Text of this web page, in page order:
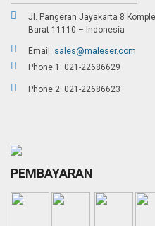
Jl. Pangeran Jayakarta 8
Barat 11110 – Indonesia
Email: sales@maleser.com
Phone 1: 021-22686629
Phone 2: 021-22686623
PEMBAYARAN